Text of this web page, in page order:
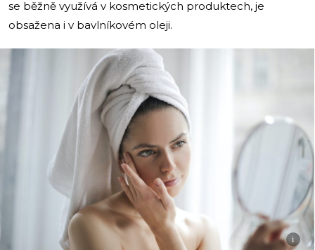
se běžně využívá v kosmetických produktech, je
obsažena i v bavlníkovém oleji.
i